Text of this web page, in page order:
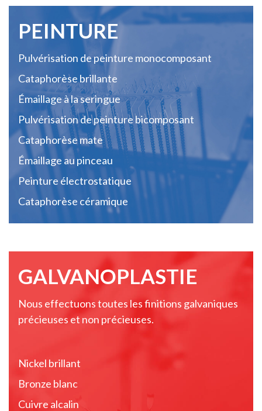
PEINTURE
Pulvérisation de peinture monocomposant
Cataphorèse brillante
Émaillage à la seringue
Pulvérisation de peinture bicomposant
Cataphorèse mate
Émaillage au pinceau
Peinture électrostatique
Cataphorèse céramique
GALVANOPLASTIE
Nous effectuons toutes les finitions galvaniques
précieuses et non précieuses.
Nickel brillant
Bronze blanc
Cuivre alcalin